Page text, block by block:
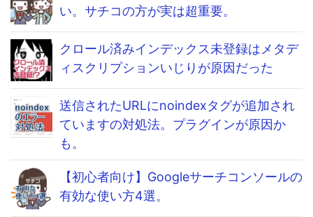
い。サチコの方が実は超重要。
クロール済みインデックス未登録はメタデ
ィスクリプションいじりが原因だった
送信されたURLにnoindexタグが追加され
ていますの対処法。プラグインが原因か
も。
【初心者向け】Googleサーチコンソールの
有効な使い方4選。